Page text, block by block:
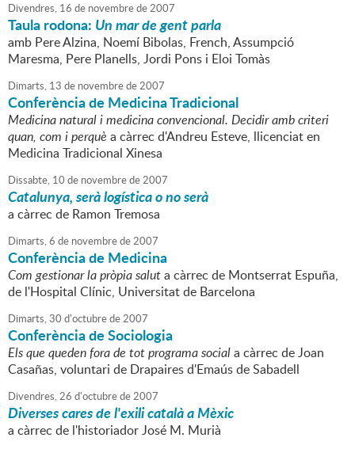
Divendres, 16 de novembrede2007
Taula rodona: Un mar de gent parla
amb Pere Alzina, Noemí Bibolas, French, Assumpció
Maresma, Pere Planells, Jordi Pons i Eloi Tomàs
Dimarts, 13 de novembrede2007
Conferència de Medicina Tradicional
Medicina natural i medicina convencional. Decidir amb criteri
quan, com i perquè a càrrec d'Andreu Esteve, llicenciat en
Medicina Tradicional Xinesa
Dissabte, 10 de novembrede2007
Catalunya, serà logística o no serà
a càrrec de Ramon Tremosa
Dimarts,6 de novembrede2007
Conferència de Medicina
Com gestionar la pròpia saluta càrrec de Montserrat Espuña,
de l'Hospital Clínic, Universitat de Barcelona
Dimarts,30 d'octubrede2007
Conferència de Sociologia
Els que queden fora de tot programa sociala càrrec de Joan
Casañas, voluntari de Drapaires d'Emaús de Sabadell
Divendres,26 d'octubrede2007
Diverses cares de l'exili català a Mèxic
a càrrec de l'historiador José M. Murià